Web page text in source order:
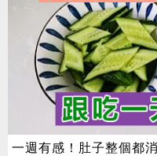
一週有感！肚子整個都